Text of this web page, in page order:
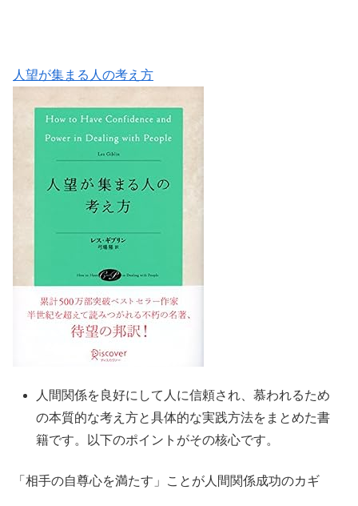
人望が集まる人の考え方
人間関係を良好にして人に信頼され、慕われるため
の本質的な考え方と具体的な実践方法をまとめた書
籍です。以下のポイントがその核心です。
「相手の自尊心を満たす」ことが人間関係成功のカギ